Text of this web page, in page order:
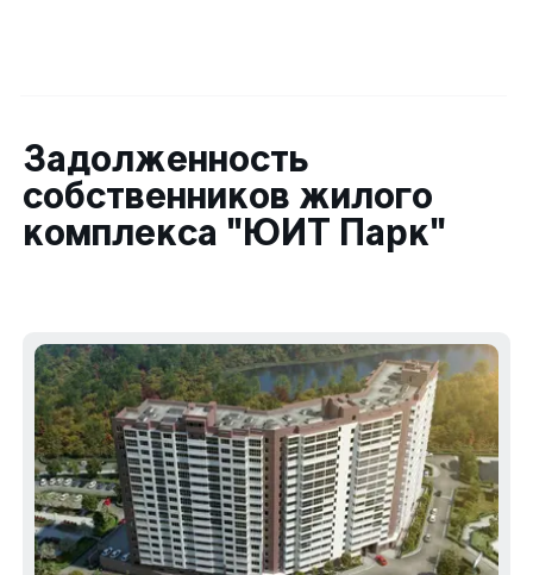
Задолженность
собственников жилого
комплекса "ЮИТ Парк"